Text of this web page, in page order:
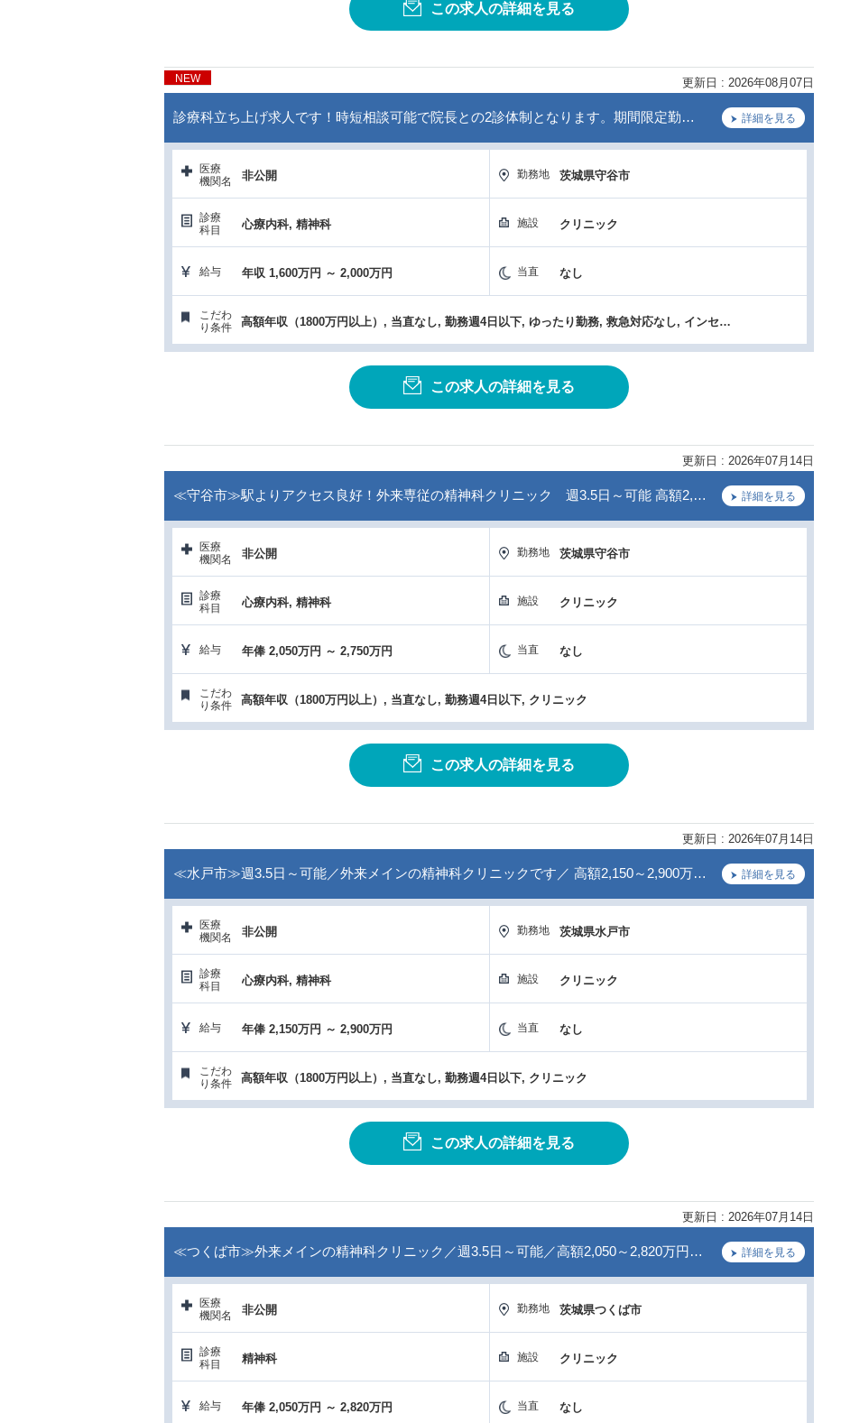
この求人の詳細を見る
NEW 更新日 : 2026年08月07日
診療科立ち上げ求人です！時短相談可能で院長との2診体制となります。期間限定勤… 詳細を見る
医療
機関名
非公開 勤務地 茨城県守谷市
診療
科目
心療内科, 精神科 施設 クリニック
給与 年収 1,600万円 ～ 2,000万円 当直 なし
こだわ
り条件
高額年収（1800万円以上）, 当直なし, 勤務週4日以下, ゆったり勤務, 救急対応なし, インセンティブあり, クリニック
この求人の詳細を見る
更新日 : 2026年07月14日
≪守谷市≫駅よりアクセス良好！外来専従の精神科クリニック 週3.5日～可能 高額2,… 詳細を見る
医療
機関名
非公開 勤務地 茨城県守谷市
診療
科目
心療内科, 精神科 施設 クリニック
給与 年俸 2,050万円 ～ 2,750万円 当直 なし
こだわ
り条件
高額年収（1800万円以上）, 当直なし, 勤務週4日以下, クリニック
この求人の詳細を見る
更新日 : 2026年07月14日
≪水戸市≫週3.5日～可能／外来メインの精神科クリニックです／ 高額2,150～2,900万… 詳細を見る
医療
機関名
非公開 勤務地 茨城県水戸市
診療
科目
心療内科, 精神科 施設 クリニック
給与 年俸 2,150万円 ～ 2,900万円 当直 なし
こだわ
り条件
高額年収（1800万円以上）, 当直なし, 勤務週4日以下, クリニック
この求人の詳細を見る
更新日 : 2026年07月14日
≪つくば市≫外来メインの精神科クリニック／週3.5日～可能／高額2,050～2,820万円… 詳細を見る
医療
機関名
非公開 勤務地 茨城県つくば市
診療
科目
精神科 施設 クリニック
給与 年俸 2,050万円 ～ 2,820万円 当直 なし